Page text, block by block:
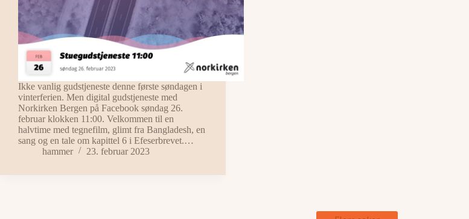
Ikke vanlig gudstjeneste denne første søndagen i
vinterferien. Men digital gudstjeneste med
Norkirken Bergen på Facebook søndag 26.
februar klokken 11:00. Velkommen til en
halvtime med tegnefilm, glimt fra Bangladesh, en
sang og en tale om kapittel 6 i Efeserbrevet.…
hammer
23. februar 2023